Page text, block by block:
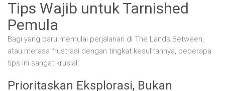
Tips Wajib untuk Tarnished
Pemula
Bagi yang baru memulai perjalanan di The Lands Between,
atau merasa frustrasi dengan tingkat kesulitannya, beberapa
tips ini sangat krusial:
Prioritaskan Eksplorasi, Bukan